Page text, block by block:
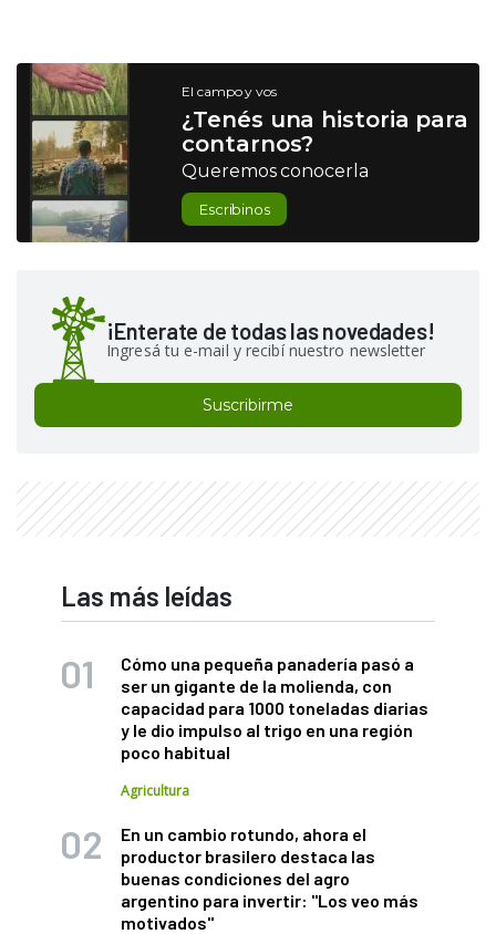
El campo y vos
¿Tenés una historia para
contarnos?
Queremos conocerla
Escribinos
¡Enterate de todas las novedades!
Ingresá tu e-mail y recibí nuestro newsletter
Suscribirme
Las más leídas
Cómo una pequeña panadería pasó a
ser un gigante de la molienda, con
capacidad para 1000 toneladas diarias
y le dio impulso al trigo en una región
poco habitual
Agricultura
En un cambio rotundo, ahora el
productor brasilero destaca las
buenas condiciones del agro
argentino para invertir: "Los veo más
motivados"